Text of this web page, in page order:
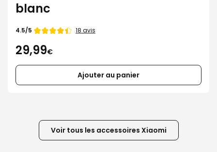
blanc
Note
4.5/5 18 avis
29,99€
Ajouter au panier
Voir tous les accessoires Xiaomi